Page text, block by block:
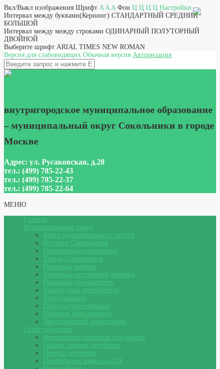
Вкл/Выкл изображения Шрифт A A A Фон Ц Ц Ц Ц Настройки
Интервал между буквами(Кернинг) СТАНДАРТНЫЙ СРЕДНИЙ
БОЛЬШОЙ
Интервал между между строками ОДИНАРНЫЙ ПОЛУТОРНЫЙ
ДВОЙНОЙ
Выберите шрифт ARIAL TIMES NEW ROMAN
Версия для слабовидящих Обычная версия Авторизация
внутригородское муниципальное образование
– муниципальный округ Сокольники в городе
Москве
Адрес: ул. Русаковская, д.28
тел.: (499) 785-22-43
тел.: (499) 785-22-37
тел.: (499) 785-22-64
МЕНЮ
Главная
Муниципальный округ
Карта муниципального округа
История Сокольников
Официальная символика
Улицы Сокольников
Почетные жители
Телефоны экстренной помощи
Пожарная безопасность
Защита прав потребителя
Благодарности
Прокуратура сообщает
Полиция информирует
Экологический мониторинг
Совет депутатов
Нормативно-правовые документы
График приема депутатов
Отчеты депутатов
Профильные комиссии СД